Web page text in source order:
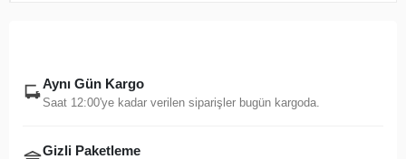
Aynı Gün Kargo
Saat 12:00'ye kadar verilen siparişler bugün kargoda.
Gizli Paketleme